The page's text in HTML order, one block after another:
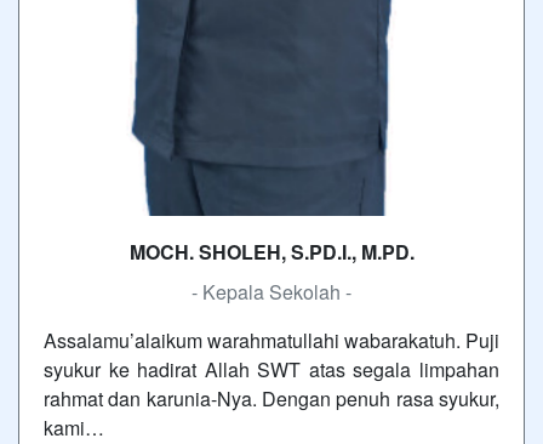
MOCH. SHOLEH, S.PD.I., M.PD.
- Kepala Sekolah -
Assalamu’alaikum warahmatullahi wabarakatuh. Puji
syukur ke hadirat Allah SWT atas segala limpahan
rahmat dan karunia-Nya. Dengan penuh rasa syukur,
kami…